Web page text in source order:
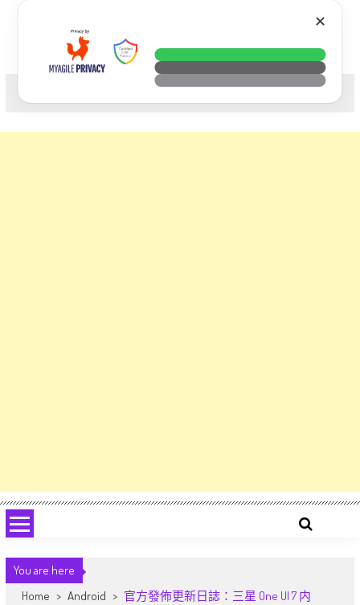
科技. 生活. 攝影.
You are here
Home > Android > 官方發佈更新日誌：三星 One UI 7 内
✕